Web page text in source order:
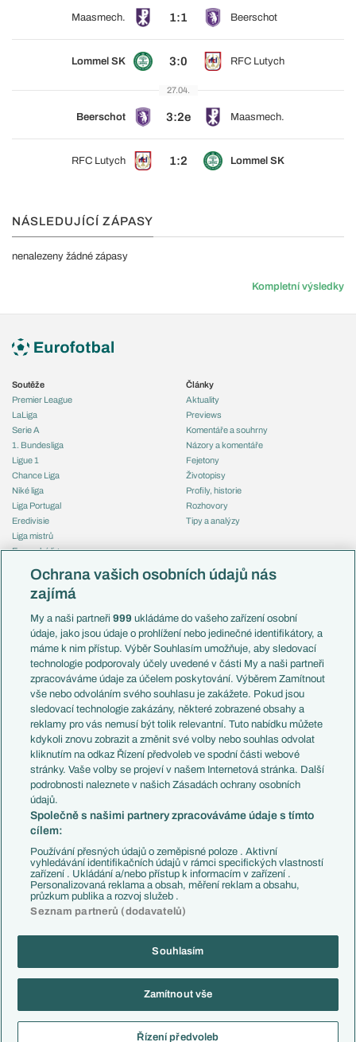
Maasmech. 1:1 Beerschot
Lommel SK 3:0 RFC Lutych
27.04.
Beerschot 3:2e Maasmech.
RFC Lutych 1:2 Lommel SK
NÁSLEDUJÍCÍ ZÁPASY
nenalezeny žádné zápasy
Kompletní výsledky
Soutěže
Premier League
LaLiga
Serie A
1. Bundesliga
Ligue 1
Chance Liga
Niké liga
Liga Portugal
Eredivisie
Liga mistrů
Evropská liga
Mistrovství světa
Liga národů
Témata
Představení týmů MS
EuroSkauting
PL v kostce
Evropské koeficienty
Přestupy
Přestupové spekulace
Zranění
Kluby
Arsenal FC
Chelsea FC
Manchester United
AC Milán
Juventus FC
Bayern Mnichov
FC Barcelona
Real Madrid
Články
Aktuality
Previews
Komentáře a souhrny
Názory a komentáře
Fejetony
Životopisy
Profily, historie
Rozhovory
Tipy a analýzy
Česko
Francie
Itálie
Německo
Španělsko
Argentina
Brazílie
Přestupy
Zápasy
Livescore
Tipovací soutěž
Copyright © 2001-2026 EuroFotbal.cz. Využíváme zpravodajství ČTK.
Informace o zpracování osobních údajů
Ochrana vašich osobních údajů nás
zajímá
My a naši partneři999 ukládáme do vašeho zařízení osobní
údaje, jako jsou údaje o prohlížení nebo jedinečné identifikátory, a
máme k nim přístup. Výběr Souhlasím umožňuje, aby sledovací
technologie podporovaly účely uvedené v části My a naši partneři
zpracováváme údaje za účelem poskytování. Výběrem Zamítnout
vše nebo odvoláním svého souhlasu je zakážete. Pokud jsou
sledovací technologie zakázány, některé zobrazené obsahy a
reklamy pro vás nemusí být tolik relevantní. Tuto nabídku můžete
kdykoli znovu zobrazit a změnit své volby nebo souhlas odvolat
kliknutím na odkaz Řízení předvoleb ve spodní části webové
stránky. Vaše volby se projeví v našem Internetová stránka. Další
podrobnosti naleznete v našich Zásadách ochrany osobních
údajů.
Společně s našimi partnery zpracováváme údaje s tímto
cílem:
Používání přesných údajů o zeměpisné poloze . Aktivní
vyhledávání identifikačních údajů v rámci specifických vlastností
zařízení . Ukládání a/nebo přístup k informacím v zařízení .
Personalizovaná reklama a obsah, měření reklam a obsahu,
průzkum publika a rozvoj služeb .
Seznam partnerů (dodavatelů)
Souhlasím
Zamítnout vše
Řízení předvoleb